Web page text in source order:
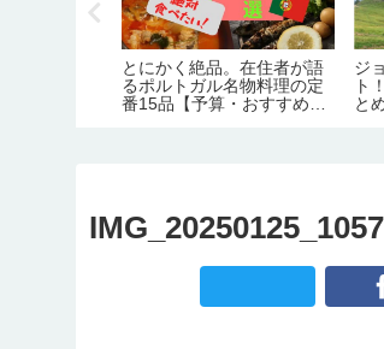
とにかく絶品。在住者が語
るポルトガル名物料理の定
番15品【予算・おすすめレ
ジ
ト
と